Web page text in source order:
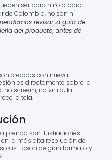
ser para niño o para
de Colombia, no son ni
revisar la guía de
del producto, antes de
creadas con nueva
es directamente sobre la
no screem, no vinilo; la
la tela.
prenda son ilustraciones
la más alta resolución de
Epson de gran formato y